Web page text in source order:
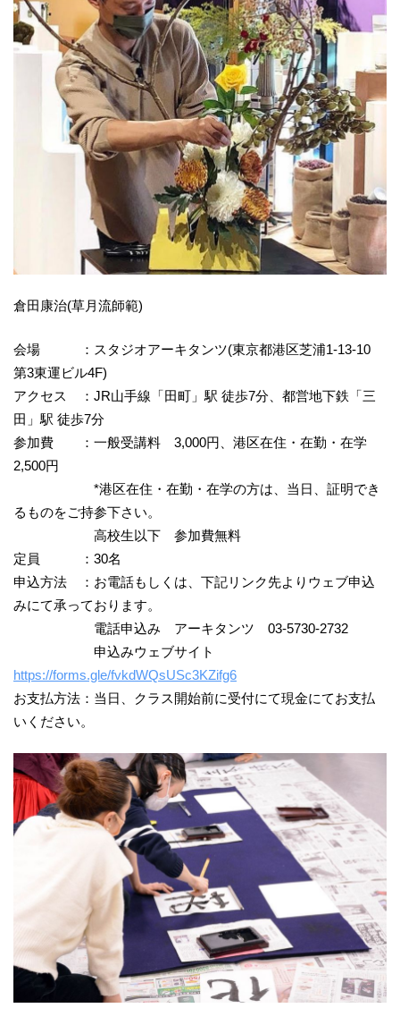
倉田康治(草月流師範)
会場 ：スタジオアーキタンツ(東京都港区芝浦1-13-10
第3東運ビル4F)
アクセス ：JR山手線「田町」駅 徒歩7分、都営地下鉄「三
田」駅 徒歩7分
参加費 ：一般受講料 3,000円、港区在住・在勤・在学
2,500円
*港区在住・在勤・在学の方は、当日、証明でき
るものをご持参下さい。
高校生以下 参加費無料
定員 ：30名
申込方法 ：お電話もしくは、下記リンク先よりウェブ申込
みにて承っております。
電話申込み アーキタンツ 03-5730-2732
申込みウェブサイト
https://forms.gle/fvkdWQsUSc3KZifg6
お支払方法：当日、クラス開始前に受付にて現金にてお支払
いください。